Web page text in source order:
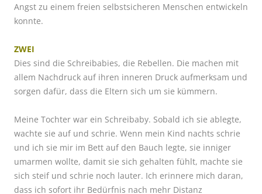
Angst zu einem freien selbstsicheren Menschen entwickeln
konnte.
ZWEI
Dies sind die Schreibabies, die Rebellen. Die machen mit
allem Nachdruck auf ihren inneren Druck aufmerksam und
sorgen dafür, dass die Eltern sich um sie kümmern.
Meine Tochter war ein Schreibaby. Sobald ich sie ablegte,
wachte sie auf und schrie. Wenn mein Kind nachts schrie
und ich sie mir im Bett auf den Bauch legte, sie inniger
umarmen wollte, damit sie sich gehalten fühlt, machte sie
sich steif und schrie noch lauter. Ich erinnere mich daran,
dass ich sofort ihr Bedürfnis nach mehr Distanz